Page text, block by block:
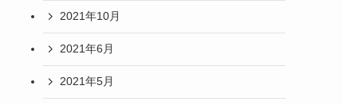
2021年10月
2021年6月
2021年5月